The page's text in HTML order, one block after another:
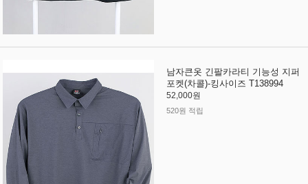
남자큰옷 긴팔카라티 기능성 지퍼
포켓(차콜)-킹사이즈 T138994
52,000원
520원 적립